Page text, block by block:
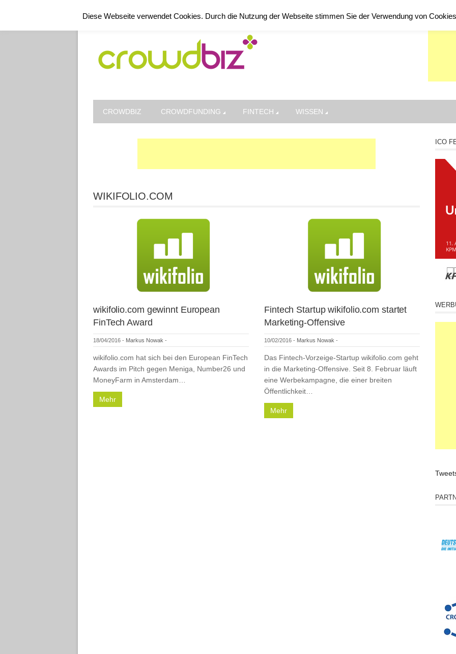
CROWDBIZ CROWDFUNDING FINTECH WISSEN
WIKIFOLIO.COM
wikifolio.com gewinnt European
FinTech Award
18/04/2016 - Markus Nowak -
wikifolio.com hat sich bei den European FinTech
Awards im Pitch gegen Meniga, Number26 und
MoneyFarm in Amsterdam…
Mehr
Fintech Startup wikifolio.com startet
Marketing-Offensive
10/02/2016 - Markus Nowak -
Das Fintech-Vorzeige-Startup wikifolio.com geht
in die Marketing-Offensive. Seit 8. Februar läuft
eine Werbekampagne, die einer breiten
Öffentlichkeit…
Mehr
ICO
Diese Webseite verwendet Cookies. Durch die Nutzung der Webseite stimmen Sie der Verwendung von